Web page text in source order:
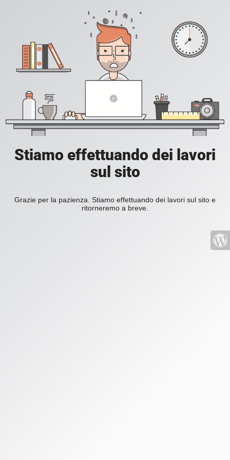
Stiamo effettuando dei lavori
sul sito
Grazie per la pazienza. Stiamo effettuando dei lavori sul sito e
ritorneremo a breve.